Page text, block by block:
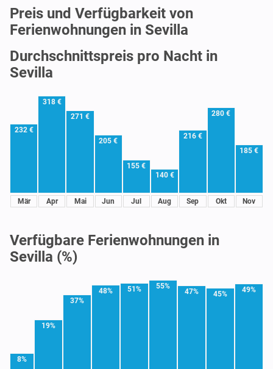
Preis und Verfügbarkeit von
Ferienwohnungen in Sevilla
Durchschnittspreis pro Nacht in
Sevilla
232 €
Mär
318 €
Apr
271 €
Mai
205 €
Jun
155 €
Jul
140 €
Aug
216 €
Sep
280 €
Okt
185 €
Nov
Verfügbare Ferienwohnungen in
Sevilla (%)
8%
19%
37%
48% 51% 55%
47% 45% 49%